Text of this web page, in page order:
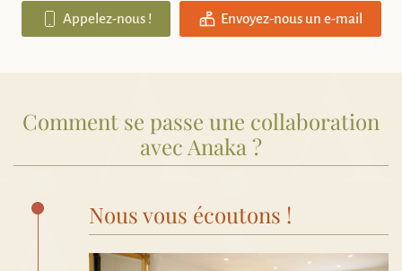
Appelez-nous ! Envoyez-nous un e-mail
Comment se passe une collaboration
avec Anaka ?
Nous vous écoutons !